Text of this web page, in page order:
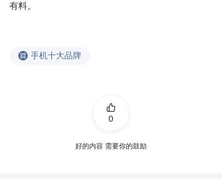
有料。
手机十大品牌
0
好的内容 需要你的鼓励